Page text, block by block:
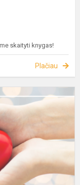
skaityti knygas!
Plačiau